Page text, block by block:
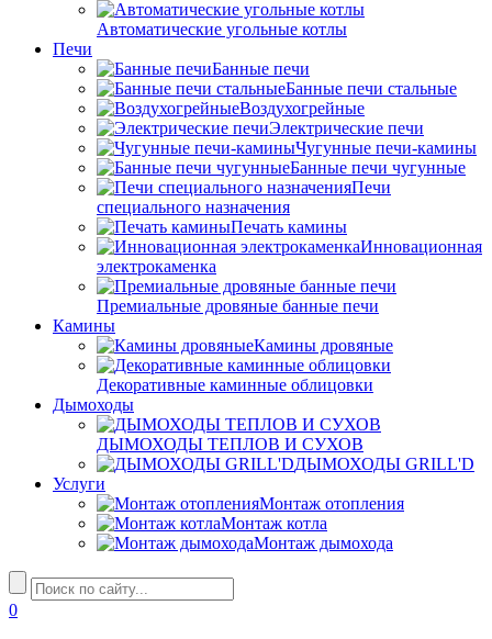
Автоматические угольные котлы
Печи
Банные печи
Банные печи стальные
Воздухогрейные
Электрические печи
Чугунные печи-камины
Банные печи чугунные
Печи
специального назначения
Печать камины
Инновационная
электрокаменка
Премиальные дровяные банные печи
Камины
Камины дровяные
Декоративные каминные облицовки
Дымоходы
ДЫМОХОДЫ ТЕПЛОВ И СУХОВ
ДЫМОХОДЫ GRILL'D
Услуги
Монтаж отопления
Монтаж котла
Монтаж дымохода
0